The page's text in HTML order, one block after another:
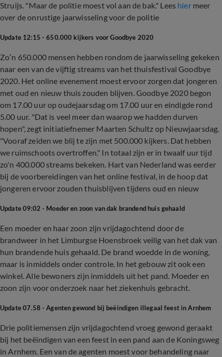
Struijs. "Maar de politie moest vol aan de bak." Lees hiermeer
over de onrustige jaarwisseling voor de politie
Update 12:15 - 650.000 kijkers voor Goodbye 2020
Zo’n 650.000 mensen hebben rondom de jaarwisseling gekeken
naar een van de vijftig streams van het thuisfestival Goodbye
2020. Het online evenement moest ervoor zorgen dat jongeren
met oud en nieuw thuis zouden blijven. Goodbye 2020 begon
om 17.00 uur op oudejaarsdag om 17.00 uur en eindigde rond
5.00 uur. "Dat is veel meer dan waarop we hadden durven
hopen", zegt initiatiefnemer Maarten Schultz op Nieuwjaarsdag.
"Vooraf zeiden we blij te zijn met 500.000 kijkers. Dat hebben
we ruimschoots overtroffen." In totaal zijn er in twaalf uur tijd
zo'n 400.000 streams bekeken. Hart van Nederland was eerder
bij de voorbereidingen van het online festival, in de hoop dat
jongeren ervoor zouden thuisblijven tijdens oud en nieuw
Update 09:02 - Moeder en zoon van dak brandend huis gehaald
Een moeder en haar zoon zijn vrijdagochtend door de
brandweer in het Limburgse Hoensbroek veilig van het dak van
hun brandende huis gehaald. De brand woedde in de woning,
maar is inmiddels onder controle. In het gebouw zit ook een
winkel. Alle bewoners zijn inmiddels uit het pand. Moeder en
zoon zijn voor onderzoek naar het ziekenhuis gebracht.
Update 07.58 - Agenten gewond bij beëindigen illegaal feest in Arnhem
Drie politiemensen zijn vrijdagochtend vroeg gewond geraakt
bij het beëindigen van een feest in een pand aan de Koningsweg
in Arnhem. Een van de agenten moest voor behandeling naar